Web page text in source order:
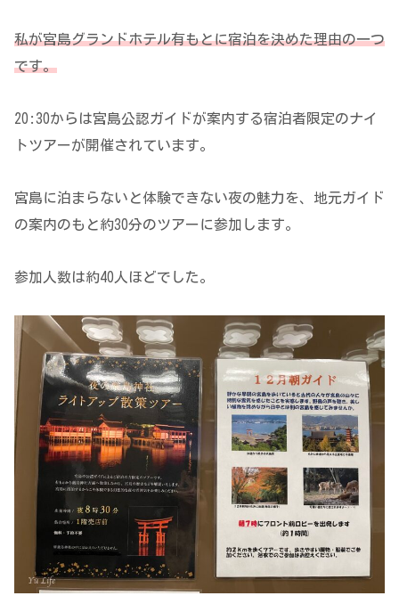
私が宮島グランドホテル有もとに宿泊を決めた理由の一つ
です。
20:30からは宮島公認ガイドが案内する宿泊者限定のナイ
トツアーが開催されています。
宮島に泊まらないと体験できない夜の魅力を、地元ガイド
の案内のもと約30分のツアーに参加します。
参加人数は約40人ほどでした。